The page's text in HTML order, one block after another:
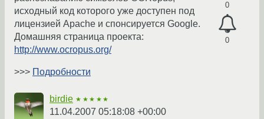
0
0
исходный код которого уже доступен под
лицензией Apache и спонсируется Google.
Домашняя страница проекта:
http://www.ocropus.org/
>>> Подробности
birdie ★★★★★
11.04.2007 05:18:08 +00:00